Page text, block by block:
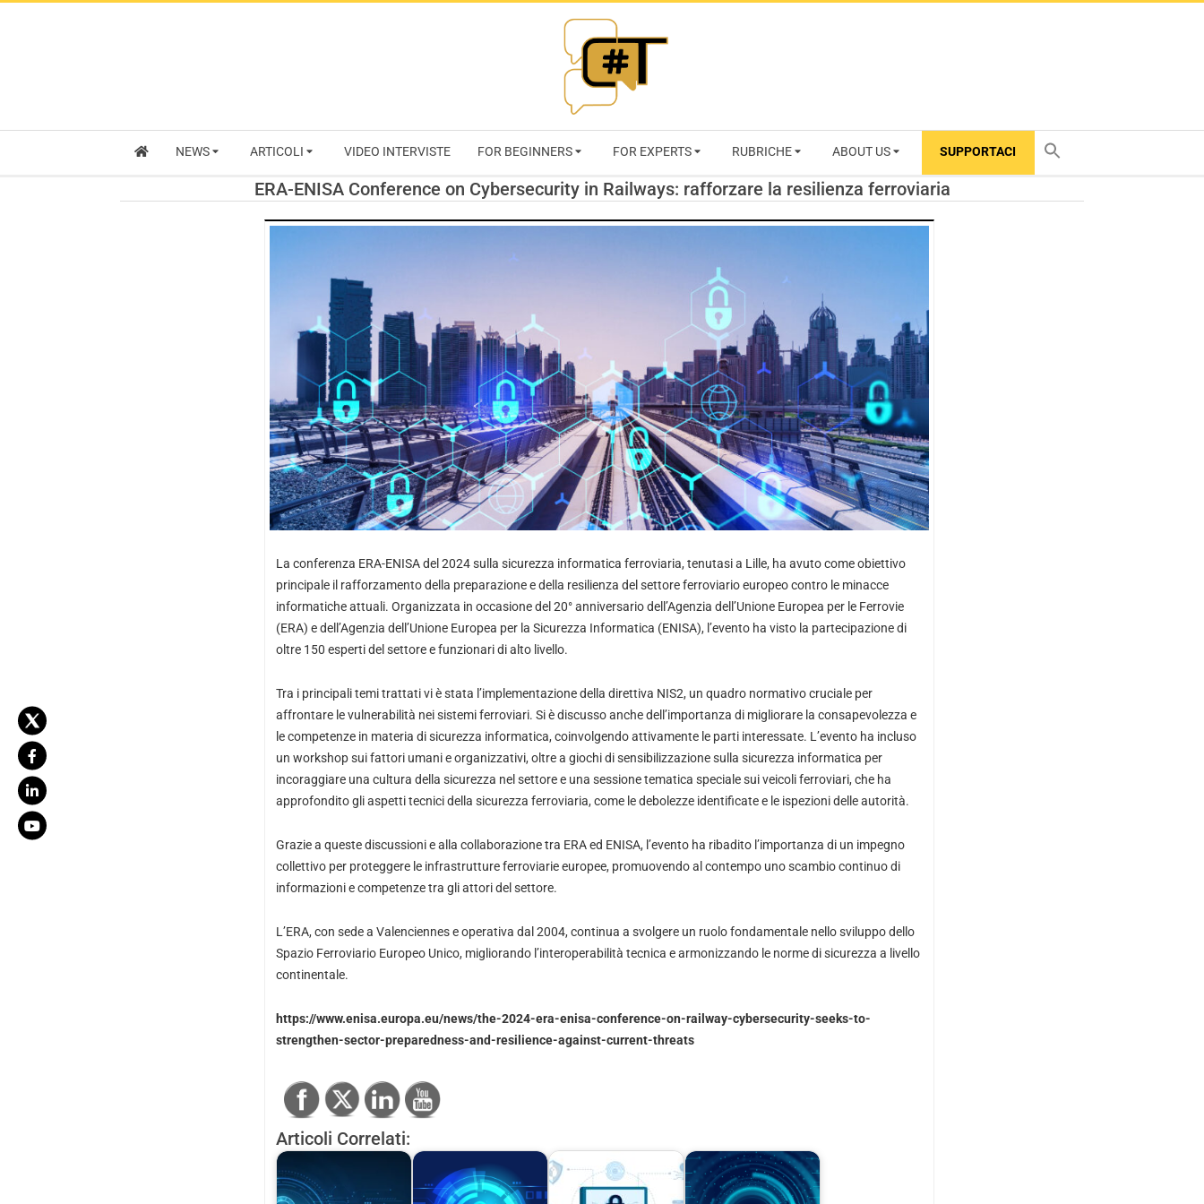
RIVISTA
CYBERSECURITY
TRENDS
NEWS ARTICOLI VIDEO INTERVISTE FOR BEGINNERS FOR EXPERTS RUBRICHE ABOUT US SUPPORTACI
ERA-ENISA Conference on Cybersecurity in Railways: rafforzare la resilienza ferroviaria
La conferenza ERA-ENISA del 2024 sulla sicurezza informatica ferroviaria, tenutasi a Lille, ha avuto come obiettivo
principale il rafforzamento della preparazione e della resilienza del settore ferroviario europeo contro le minacce
informatiche attuali. Organizzata in occasione del 20° anniversario dell’Agenzia dell’Unione Europea per le Ferrovie
(ERA) e dell’Agenzia dell’Unione Europea per la Sicurezza Informatica (ENISA), l’evento ha visto la partecipazione di
oltre 150 esperti del settore e funzionari di alto livello.
Tra i principali temi trattati vi è stata l’implementazione della direttiva NIS2, un quadro normativo cruciale per
affrontare le vulnerabilità nei sistemi ferroviari. Si è discusso anche dell’importanza di migliorare la consapevolezza e
le competenze in materia di sicurezza informatica, coinvolgendo attivamente le parti interessate. L’evento ha incluso
un workshop sui fattori umani e organizzativi, oltre a giochi di sensibilizzazione sulla sicurezza informatica per
incoraggiare una cultura della sicurezza nel settore e una sessione tematica speciale sui veicoli ferroviari, che ha
approfondito gli aspetti tecnici della sicurezza ferroviaria, come le debolezze identificate e le ispezioni delle autorità.
Grazie a queste discussioni e alla collaborazione tra ERA ed ENISA, l’evento ha ribadito l’importanza di un impegno
collettivo per proteggere le infrastrutture ferroviarie europee, promuovendo al contempo uno scambio continuo di
informazioni e competenze tra gli attori del settore.
L’ERA, con sede a Valenciennes e operativa dal 2004, continua a svolgere un ruolo fondamentale nello sviluppo dello
Spazio Ferroviario Europeo Unico, migliorando l’interoperabilità tecnica e armonizzando le norme di sicurezza a livello
continentale.
https://www.enisa.europa.eu/news/the-2024-era-enisa-conference-on-railway-cybersecurity-seeks-to-
strengthen-sector-preparedness-and-resilience-against-current-threats
Articoli Correlati: